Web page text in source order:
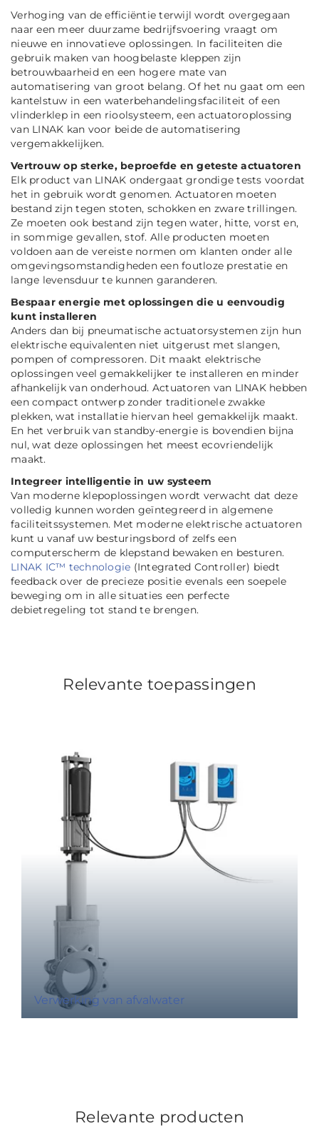
Verhoging van de efficiëntie terwijl wordt overgegaan
naar een meer duurzame bedrijfsvoering vraagt om
nieuwe en innovatieve oplossingen. In faciliteiten die
gebruik maken van hoogbelaste kleppen zijn
betrouwbaarheid en een hogere mate van
automatisering van groot belang. Of het nu gaat om een
kantelstuw in een waterbehandelingsfaciliteit of een
vlinderklep in een rioolsysteem, een actuatoroplossing
van LINAK kan voor beide de automatisering
vergemakkelijken.
Vertrouw op sterke, beproefde en geteste actuatoren
Elk product van LINAK ondergaat grondige tests voordat
het in gebruik wordt genomen. Actuatoren moeten
bestand zijn tegen stoten, schokken en zware trillingen.
Ze moeten ook bestand zijn tegen water, hitte, vorst en,
in sommige gevallen, stof. Alle producten moeten
voldoen aan de vereiste normen om klanten onder alle
omgevingsomstandigheden een foutloze prestatie en
lange levensduur te kunnen garanderen.
Bespaar energie met oplossingen die u eenvoudig
kunt installeren
Anders dan bij pneumatische actuatorsystemen zijn hun
elektrische equivalenten niet uitgerust met slangen,
pompen of compressoren. Dit maakt elektrische
oplossingen veel gemakkelijker te installeren en minder
afhankelijk van onderhoud. Actuatoren van LINAK hebben
een compact ontwerp zonder traditionele zwakke
plekken, wat installatie hiervan heel gemakkelijk maakt.
En het verbruik van standby-energie is bovendien bijna
nul, wat deze oplossingen het meest ecovriendelijk
maakt.
Integreer intelligentie in uw systeem
Van moderne klepoplossingen wordt verwacht dat deze
volledig kunnen worden geïntegreerd in algemene
faciliteitssystemen. Met moderne elektrische actuatoren
kunt u vanaf uw besturingsbord of zelfs een
computerscherm de klepstand bewaken en besturen.
LINAK IC™ technologie (Integrated Controller) biedt
feedback over de precieze positie evenals een soepele
beweging om in alle situaties een perfecte
debietregeling tot stand te brengen.
Relevante toepassingen
Verwerking van afvalwater
Relevante producten